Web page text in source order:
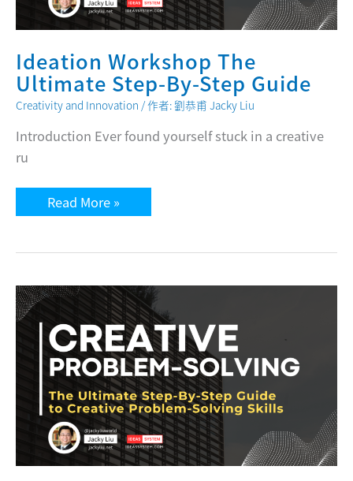
Ideation Workshop The
Ultimate Step-By-Step Guide
Creativity and Innovation / 作者:劉恭甫 Jacky Liu
Introduction Ever found yourself stuck in a creative
ru
Ideation
Workshop
Step-
Guide
Read More »